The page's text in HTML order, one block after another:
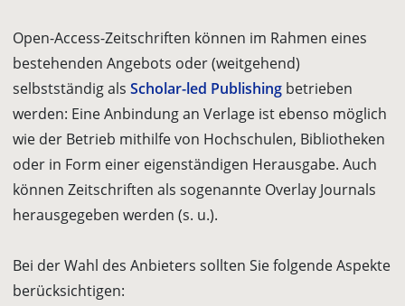
Open-Access-Zeitschriften können im Rahmen eines
bestehenden Angebots oder (weitgehend)
selbstständig als Scholar-led Publishing betrieben
werden: Eine Anbindung an Verlage ist ebenso möglich
wie der Betrieb mithilfe von Hochschulen, Bibliotheken
oder in Form einer eigenständigen Herausgabe. Auch
können Zeitschriften als sogenannte Overlay Journals
herausgegeben werden (s. u.).
Bei der Wahl des Anbieters sollten Sie folgende Aspekte
berücksichtigen: